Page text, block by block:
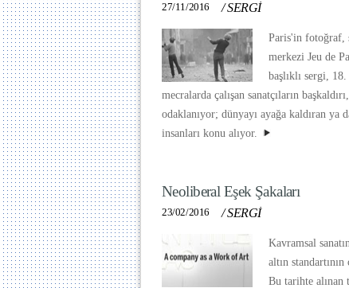
27/11/2016 /SERGİ
Paris'in fotoğraf,
merkezi Jeu de
başlıklı sergi,
mecralarda çalışan sanatçıların
odaklanıyor; dünyayı ayağa kaldıran ya
insanları konu alıyor.
Neoliberal Eşek Şakaları
23/02/2016 /SERGİ
Kavramsal
altın
Bu tarihte alınan